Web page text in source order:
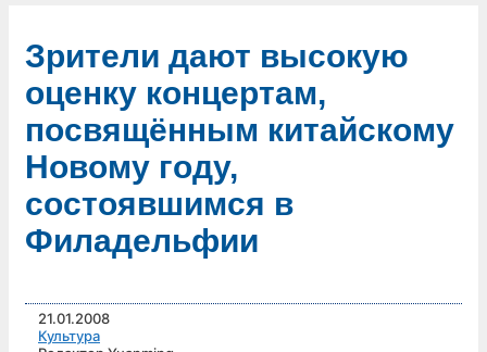
Зрители дают высокую
оценку концертам,
посвящённым китайскому
Новому году,
состоявшимся в
Филадельфии
21.01.2008
Культура